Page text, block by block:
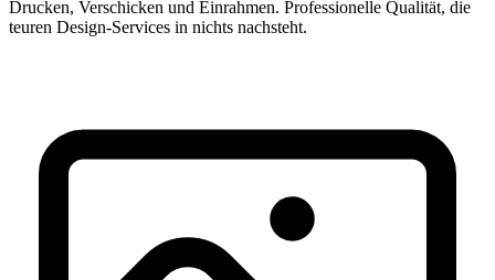
Drucken, Verschicken und Einrahmen. Professionelle Qualität, die
teuren Design-Services in nichts nachsteht.